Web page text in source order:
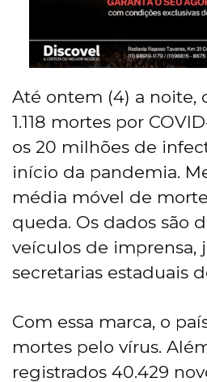
Até ontem (4) a noite,
1.118 mortes por
os 20 milhões de
início da pandemia.
média móvel de
queda. Os dados são
veículos de imprensa,
secretarias estaduais
Com essa marca, o
mortes pelo vírus.
registrados 40.429